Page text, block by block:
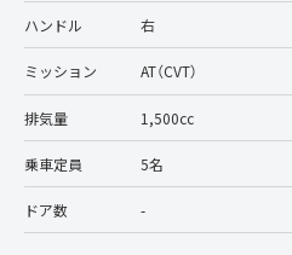
ハンドル 右
ミッション AT（CVT）
排気量 1,500cc
乗車定員 5名
ドア数 -